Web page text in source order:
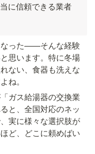
に信頼できる業者
なった——そんな経験
思います。特に冬場
ない、食器も洗えな
ね。
ガス給湯器の交換業
と、全国対応のネッ
実に様々な選択肢が
ど、どこに頼めばい